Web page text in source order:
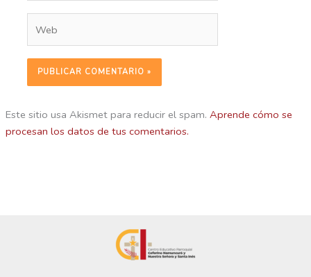
Este sitio usa Akismet para reducir el spam. Aprende cómo se
procesan los datos de tus comentarios.